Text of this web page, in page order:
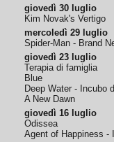
giovedì 30 luglio
Kim Novak's Vertigo
mercoledì 29 luglio
Spider-Man - Brand
giovedì 23 luglio
Terapia di famiglia
Blue
Deep Water - Incubo
A New Dawn
giovedì 16 luglio
Odissea
Agent of Happiness -